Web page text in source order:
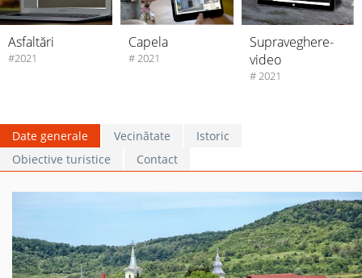
Asfaltări
#2021
Capela
# 2021
Supraveghere-
video
# 2021
Date generale Vecinătate
Istoric
Obiective turistice
Contact